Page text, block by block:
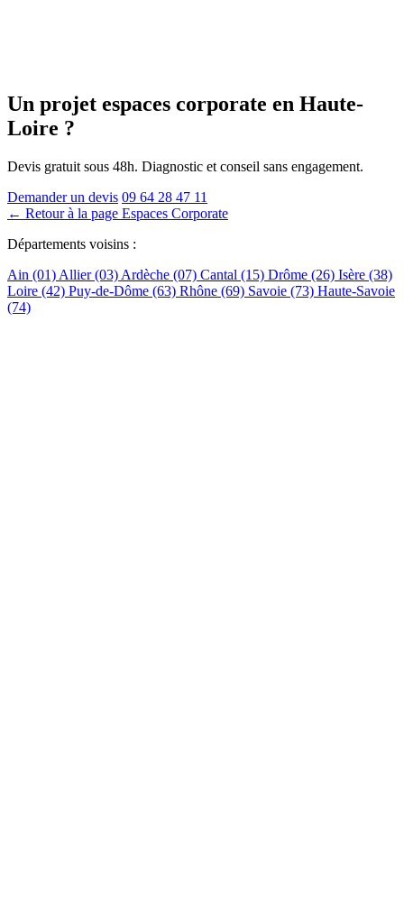
Un projet espaces corporate en Haute-
Loire ?
Devis gratuit sous 48h. Diagnostic et conseil sans engagement.
Demander un devis 09 64 28 47 11
← Retour à la page Espaces Corporate
Départements voisins :
Ain (01) Allier (03) Ardèche (07) Cantal (15) Drôme (26) Isère (38)
Loire (42) Puy-de-Dôme (63) Rhône (69) Savoie (73) Haute-Savoie
(74)